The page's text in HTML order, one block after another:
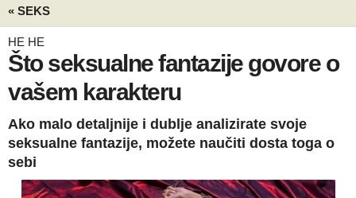
« SEKS
HE HE
Što seksualne fantazije govore o
vašem karakteru
Ako malo detaljnije i dublje analizirate svoje
seksualne fantazije, možete naučiti dosta toga o
sebi